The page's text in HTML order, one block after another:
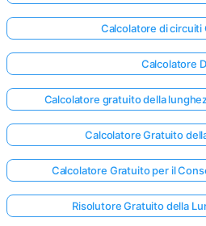
Calcolatore di circuiti
Calcolatore
Calcolatore gratuito della
Calcolatore Gratuito
Calcolatore Gratuito per il
Risolutore Gratuito della